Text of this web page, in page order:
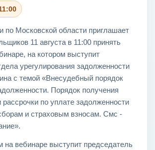
Московской области приглашает
11 августа в 11:00 принять
на котором выступит
урегулирования задолженности
с темой «Внесудебный порядок
Порядок получения
рассрочки по уплате задолженности
и страховым взносам. Смс -
на вебинаре выступит председатель